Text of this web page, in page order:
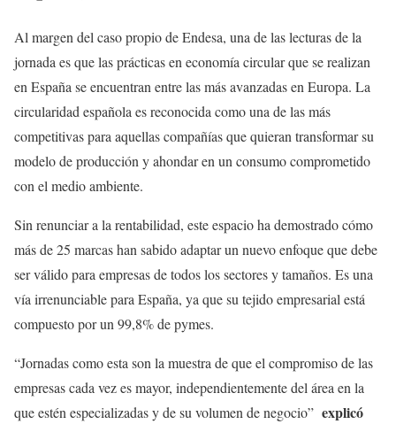
Al margen del caso propio de Endesa, una de las lecturas de la
jornada es que las prácticas en economía circular que se realizan
en España se encuentran entre las más avanzadas en Europa. La
circularidad española es reconocida como una de las más
competitivas para aquellas compañías que quieran transformar su
modelo de producción y ahondar en un consumo comprometido
con el medio ambiente.
Sin renunciar a la rentabilidad, este espacio ha demostrado cómo
más de 25 marcas han sabido adaptar un nuevo enfoque que debe
ser válido para empresas de todos los sectores y tamaños. Es una
vía irrenunciable para España, ya que su tejido empresarial está
compuesto por un 99,8% de pymes.
“Jornadas como esta son la muestra de que el compromiso de las
empresas cada vez es mayor, independientemente del área en la
que estén especializadas y de su volumen de negocio” explicó